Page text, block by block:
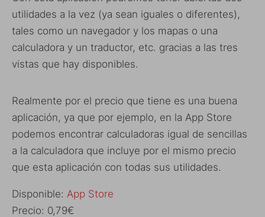
utilidades a la vez (ya sean iguales o diferentes),
tales como un navegador y los mapas o una
calculadora y un traductor, etc. gracias a las tres
vistas que hay disponibles.
Realmente por el precio que tiene es una buena
aplicación, ya que por ejemplo, en la App Store
podemos encontrar calculadoras igual de sencillas
a la calculadora que incluye por el mismo precio
que esta aplicación con todas sus utilidades.
Disponible: App Store
Precio: 0,79€